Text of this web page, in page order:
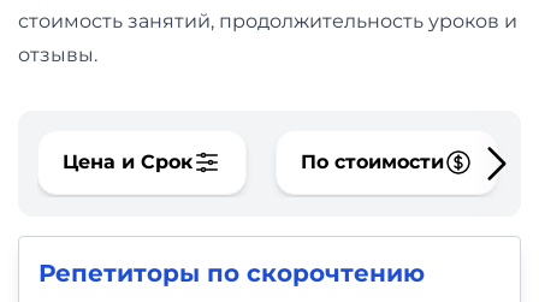
стоимость занятий, продолжительность уроков и
отзывы.
Цена и Срок По стоимости
Репетиторы по скорочтению
и
финансы
Аналитика
Видео,
фото,
Бесплатно